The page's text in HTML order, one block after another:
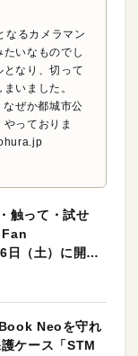
なるカメラマン
いなものでし
なり、切って
いました。
なぜか都城市公
っておりま
触って・試せ
Fan
（土）に開催
Neoを守れ
ケース「STM